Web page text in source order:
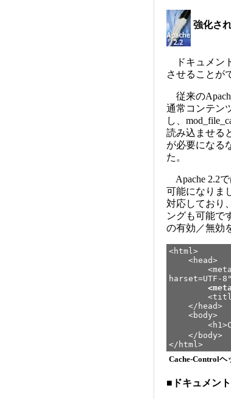
強化さ
ドキュメン
させることが
従来の
通常コンテン
し、
読み込ませる
が必要になる
た。
Apache 2.2
可能になりま
対応しており
ングも可能で
の有効／無効
<html>
<head>
<meta
harset=UTF-
</head>
<body>
</body>
</html>
Cache-Controlヘ
■ ドキュメン